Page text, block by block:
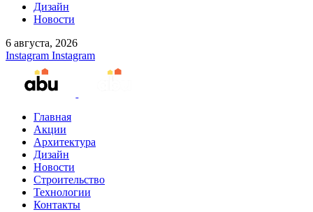
Дизайн
Новости
6 августа, 2026
Instagram Instagram
Главная
Акции
Архитектура
Дизайн
Новости
Строительство
Технологии
Контакты